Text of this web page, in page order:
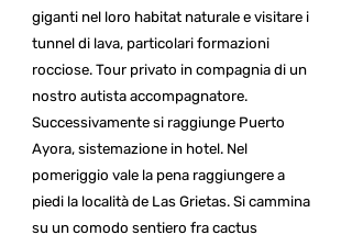
giganti nel loro habitat naturale e visitare i
tunnel di lava, particolari formazioni
rocciose. Tour privato in compagnia di un
nostro autista accompagnatore.
Successivamente si raggiunge Puerto
Ayora, sistemazione in hotel. Nel
pomeriggio vale la pena raggiungere a
piedi la località de Las Grietas. Si cammina
su un comodo sentiero fra cactus